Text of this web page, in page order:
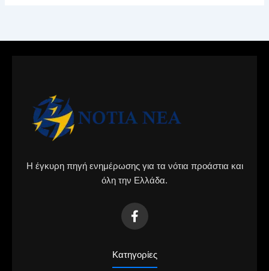
Η έγκυρη πηγή ενημέρωσης για τα νότια προάστια και
όλη την Ελλάδα.
Κατηγορίες